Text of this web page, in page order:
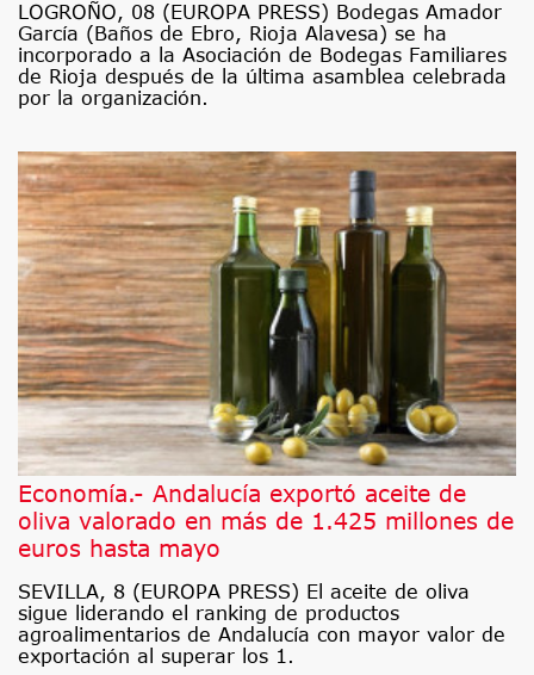
LOGROÑO, 08 (EUROPA PRESS) Bodegas Amador
García (Baños de Ebro, Rioja Alavesa) se ha
incorporado a la Asociación de Bodegas Familiares
de Rioja después de la última asamblea celebrada
por la organización.
Economía.- Andalucía exportó aceite de
oliva valorado en más de 1.425 millones de
euros hasta mayo
SEVILLA, 8 (EUROPA PRESS) El aceite de oliva
sigue liderando el ranking de productos
agroalimentarios de Andalucía con mayor valor de
exportación al superar los 1.